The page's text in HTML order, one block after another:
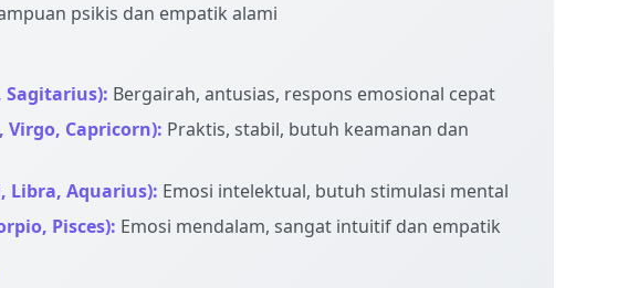
psikis dan empatik alami
Sagitarius): Bergairah, antusias, respons emosional cepat
Virgo, Capricorn): Praktis, stabil, butuh keamanan dan
Libra, Aquarius): Emosi intelektual, butuh stimulasi mental
Pisces): Emosi mendalam, sangat intuitif dan empatik